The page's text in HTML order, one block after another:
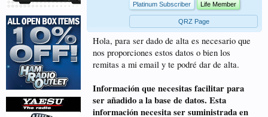
Platinum Subscriber
Life Member
QRZ Page
Hola, para ser dado de alta es necesario que
nos proporciones estos datos o bien los
remitas a mi email y te podré dar de alta.
Información que necesitas facilitar para
ser añadido a la base de datos. Esta
información necesita ser suministrada en